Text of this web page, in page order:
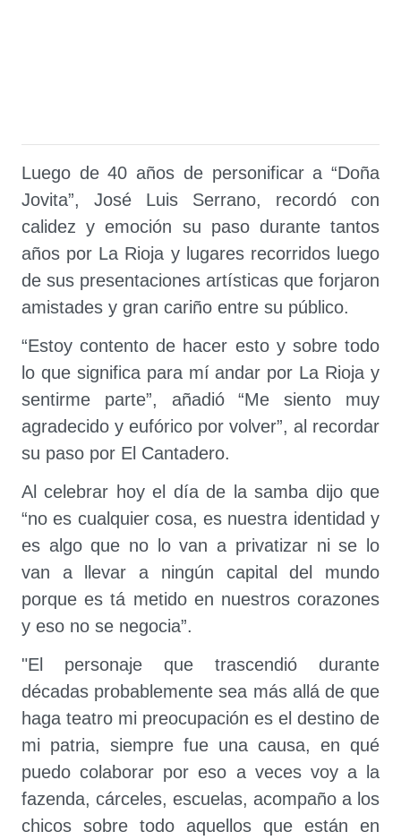
Luego de 40 años de personificar a “Doña
Jovita”, José Luis Serrano, recordó con
calidez y emoción su paso durante tantos
años por La Rioja y lugares recorridos luego
de sus presentaciones artísticas que forjaron
amistades y gran cariño entre su público.
“Estoy contento de hacer esto y sobre todo
lo que significa para mí andar por La Rioja y
sentirme parte”, añadió “Me siento muy
agradecido y eufórico por volver”, al recordar
su paso por El Cantadero.
Al celebrar hoy el día de la samba dijo que
“no es cualquier cosa, es nuestra identidad y
es algo que no lo van a privatizar ni se lo
van a llevar a ningún capital del mundo
porque es tá metido en nuestros corazones
y eso no se negocia”.
"El personaje que trascendió durante
décadas probablemente sea más allá de que
haga teatro mi preocupación es el destino de
mi patria, siempre fue una causa, en qué
puedo colaborar por eso a veces voy a la
fazenda, cárceles, escuelas, acompaño a los
chicos sobre todo aquellos que están en